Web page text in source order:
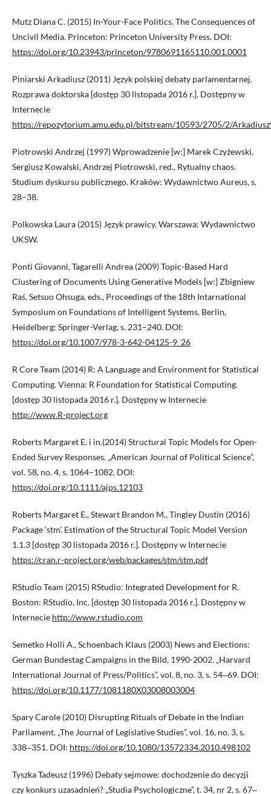
Mutz Diana C. (2015) In-Your-Face Politics. The Consequences of
Uncivil Media. Princeton: Princeton University Press. DOI:
https://doi.org/10.23943/princeton/9780691165110.001.0001
Piniarski Arkadiusz (2011) Język polskiej debaty parlamentarnej.
Rozprawa doktorska [dostęp 30 listopada 2016 r.]. Dostępny w
Internecie
https://repozytorium.amu.edu.pl/bitstream/10593/2705/2/
Piotrowski Andrzej (1997) Wprowadzenie [w:] Marek Czyżewski,
Sergiusz Kowalski, Andrzej Piotrowski, red., Rytualny chaos.
Studium dyskursu publicznego. Kraków: Wydawnictwo Aureus, s.
28–38.
Polkowska Laura (2015) Język prawicy. Warszawa: Wydawnictwo
UKSW.
Ponti Giovanni, Tagarelli Andrea (2009) Topic-Based Hard
Clustering of Documents Using Generative Models [w:] Zbigniew
Raś, Setsuo Ohsuga, eds., Proceedings of the 18th Intarnational
Symposium on Foundations of Intelligent Systems. Berlin,
Heidelberg: Springer-Verlag, s. 231–240. DOI:
https://doi.org/10.1007/978-3-642-04125-9_26
R Core Team (2014) R: A Language and Environment for Statistical
Computing. Vienna: R Foundation for Statistical Computing.
[dostęp 30 listopada 2016 r.]. Dostępny w Internecie
http://www.R-project.org
Roberts Margaret E. i in.(2014) Structural Topic Models for Open-
Ended Survey Responses. „American Journal of Political Science”,
vol. 58, no. 4, s. 1064–1082. DOI:
https://doi.org/10.1111/ajps.12103
Roberts Margaret E., Stewart Brandon M., Tingley Dustin (2016)
Package ‘stm’. Estimation of the Structural Topic Model Version
1.1.3 [dostęp 30 listopada 2016 r.]. Dostępny w Internecie
https://cran.r-project.org/web/packages/stm/stm.pdf
RStudio Team (2015) RStudio: Integrated Development for R.
Boston: RStudio, Inc. [dostęp 30 listopada 2016 r.]. Dostępny w
Internecie http://www.rstudio.com
Semetko Holli A., Schoenbach Klaus (2003) News and Elections:
German Bundestag Campaigns in the Bild, 1990-2002. „Harvard
International Journal of Press/Politics”, vol. 8, no. 3, s. 54‒69. DOI:
https://doi.org/10.1177/1081180X03008003004
Spary Carole (2010) Disrupting Rituals of Debate in the Indian
Parliament. „The Journal of Legislative Studies”, vol. 16, no. 3, s.
338‒351. DOI: https://doi.org/10.1080/13572334.2010.498102
Tyszka Tadeusz (1996) Debaty sejmowe: dochodzenie do decyzji
czy konkurs uzasadnień? „Studia Psychologiczne”, t. 34, nr 2, s. 67‒